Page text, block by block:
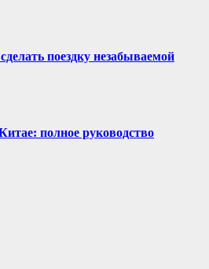
поездку незабываемой
полное руководство